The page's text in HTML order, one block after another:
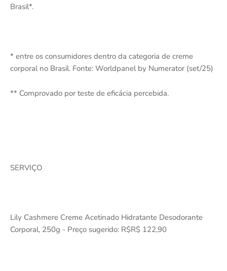
Brasil*.
* entre os consumidores dentro da categoria de creme
corporal no Brasil. Fonte: Worldpanel by Numerator (set/25)
** Comprovado por teste de eficácia percebida.
SERVIÇO
Lily Cashmere Creme Acetinado Hidratante Desodorante
Corporal, 250g - Preço sugerido: R$R$ 122,90